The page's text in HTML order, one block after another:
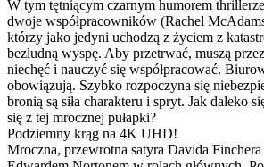
W tym tętniącym czarnym humorem
dwoje współpracowników (Rachel
którzy jako jedyni uchodzą z życiem z
bezludną wyspę. Aby przetrwać, muszą
niechęć i nauczyć się współpracować.
obowiązują. Szybko rozpoczyna się
bronią są siła charakteru i spryt. Jak daleko
się z tej mrocznej pułapki?
Podziemny krąg na 4K UHD!
Mroczna, przewrotna satyra Davida